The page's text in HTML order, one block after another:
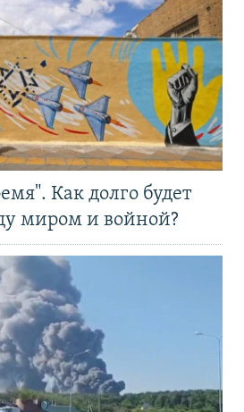
Как долго будет
миром и войной?